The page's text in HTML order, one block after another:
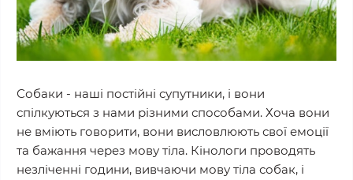
Собаки - наші постійні супутники, і вони
спілкуються з нами різними способами. Хоча вони
не вміють говорити, вони висловлюють свої емоції
та бажання через мову тіла. Кінологи проводять
незліченні години, вивчаючи мову тіла собак, і